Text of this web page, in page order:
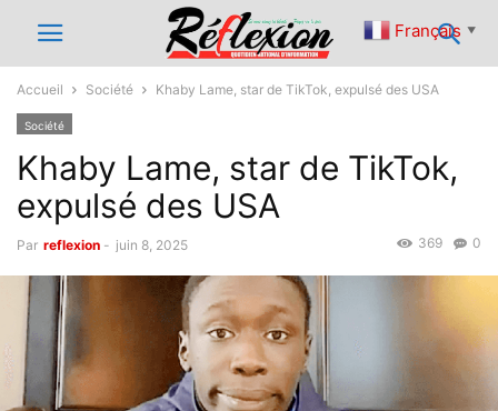
Accueil Société Khaby Lame, star de TikTok, expulsé des USA
Société
Khaby Lame, star de TikTok,
expulsé des USA
Par reflexion - juin 8, 2025 0
369
Français ▼